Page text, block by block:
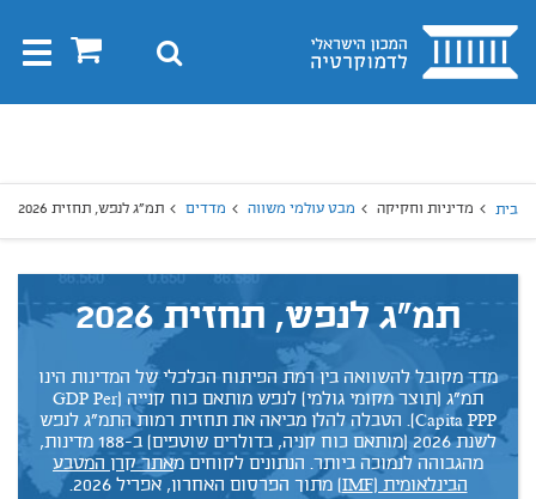
בית 0 חיפוש
בית מדיניות וחקיקה מבט עולמי משווה מדדים תמ"ג לנפש, תחזית 2026
תמ"ג לנפש, תחזית 2026
מדד מקובל להשוואה בין רמת הפיתוח הכלכלי של המדינות הינו
תמ"ג (תוצר מקומי גולמי) לנפש מותאם כוח קנייה (GDP Per
Capita PPP). הטבלה להלן מביאה את תחזית רמות התמ"ג לנפש
לשנת 2026 (מותאם כוח קניה, בדולרים שוטפים) ב-188 מדינות,
מהגבוהה לנמוכה ביותר. הנתונים לקוחים מאתרקרן המטבע
הבינלאומית (IMF)
מתוך הפרסום האחרון, אפריל 2026 .